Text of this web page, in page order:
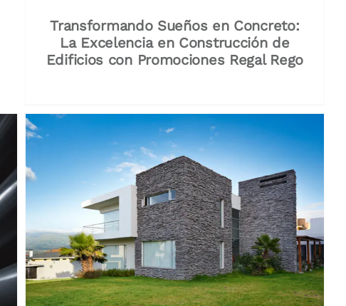
Transformando Sueños en Concreto:
La Excelencia en Construcción de
Edificios con Promociones Regal Rego